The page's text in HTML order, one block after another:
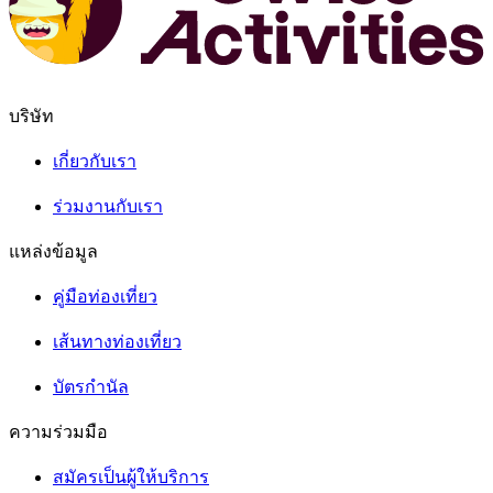
บริษัท
เกี่ยวกับเรา
ร่วมงานกับเรา
แหล่งข้อมูล
คู่มือท่องเที่ยว
เส้นทางท่องเที่ยว
บัตรกำนัล
ความร่วมมือ
สมัครเป็นผู้ให้บริการ